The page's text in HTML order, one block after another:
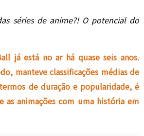
séries de anime?! O potencial do
já está no ar há quase seis anos.
manteve classificações médias de
de duração e popularidade, é
as animações com uma história em